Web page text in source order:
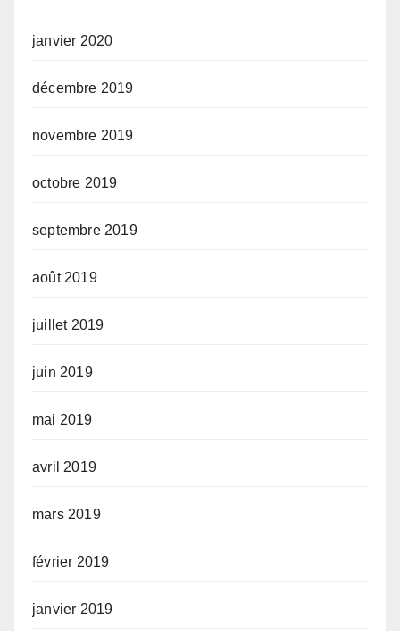
janvier 2020
décembre 2019
novembre 2019
octobre 2019
septembre 2019
août 2019
juillet 2019
juin 2019
mai 2019
avril 2019
mars 2019
février 2019
janvier 2019